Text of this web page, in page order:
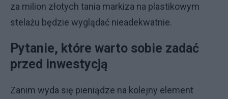
za milion złotych tania markiza na plastikowym
stelażu będzie wyglądać nieadekwatnie.
Pytanie, które warto sobie zadać
przed inwestycją
Zanim wyda się pieniądze na kolejny element